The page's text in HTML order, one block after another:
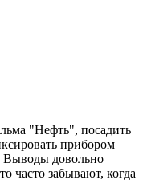
"Нефть", посадить
прибором
Выводы довольно
часто забывают, когда